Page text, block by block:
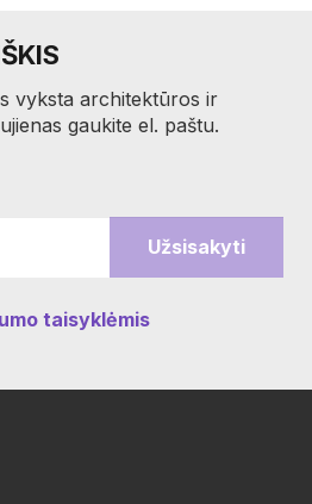
vyksta architektūros ir
gaukite el. paštu.
taisyklėmis